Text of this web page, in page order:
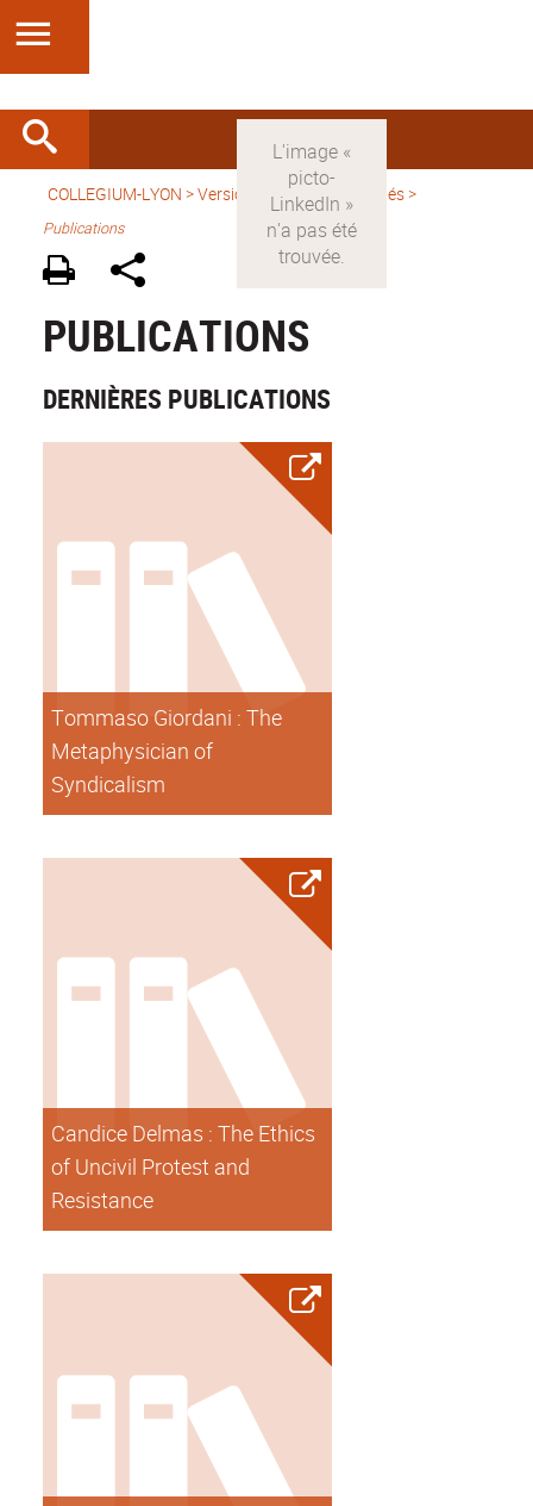
COLLEGIUM-LYON >Version française> Activités>
Publications
PUBLICATIONS
DERNIÈRES PUBLICATIONS
Tommaso Giordani : The
Metaphysician of
Syndicalism
Candice Delmas : The Ethics
of Uncivil Protest and
Resistance